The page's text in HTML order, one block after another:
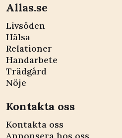
Allas.se
Livsöden
Hälsa
Relationer
Handarbete
Trädgård
Nöje
Kontakta oss
Kontakta oss